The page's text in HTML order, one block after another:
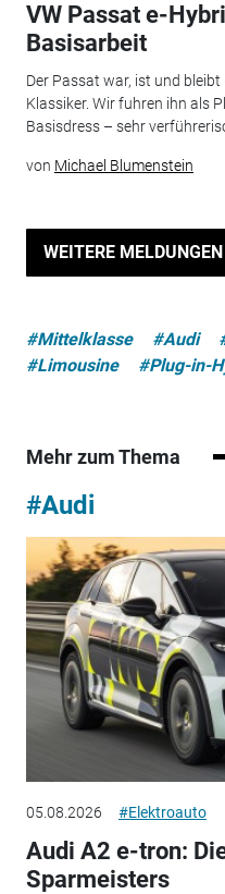
VW Passat e-
Basisarbeit
Der Passat war, ist und
Klassiker. Wir fuhren ihn als
Basisdress – sehr
von Michael Blumenstein
WEITERE MELDUNGEN
#Mittelklasse #Audi
#Limousine
#Plug-in-
Mehr zum Thema
#Audi
05.08.2026 #Elektroauto
Audi A2 e-tron:
Sparmeisters